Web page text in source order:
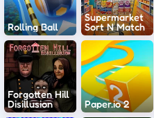
Rolling Ball
Supermarket
Sort N Match
Forgotten Hill
Disillusion
Paper.io 2